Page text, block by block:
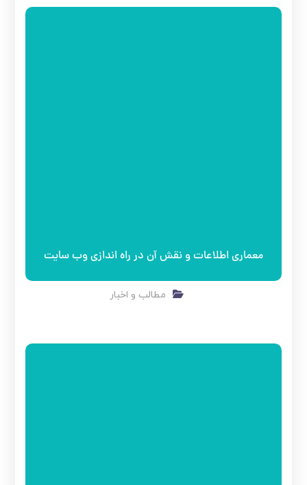
معماری اطلاعات و نقش آن در راه اندازی وب سایت
مطالب و اخبار